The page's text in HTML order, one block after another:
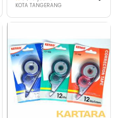
KOTA TANGERANG